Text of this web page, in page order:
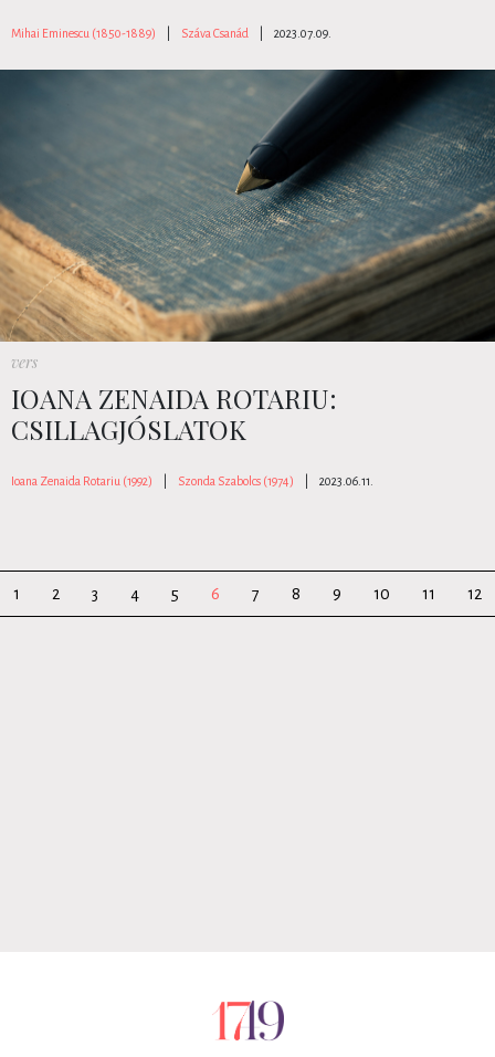
Mihai Eminescu (1850-1889) Száva Csanád 2023.07.09.
vers
IOANA ZENAIDA ROTARIU:
CSILLAGJÓSLATOK
Ioana Zenaida Rotariu (1992) Szonda Szabolcs (1974) 2023.06.11.
1 2 3 4 5 6 7 8 9 10 11 12